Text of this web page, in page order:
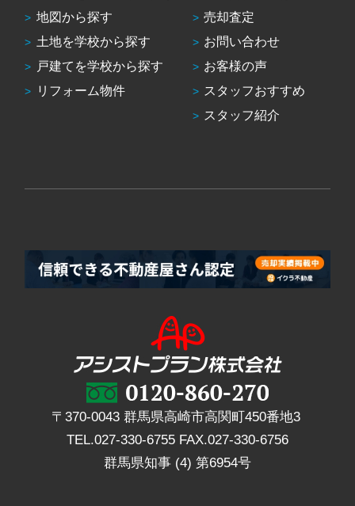
地図から探す
土地を学校から探す
戸建てを学校から探す
リフォーム物件
売却査定
お問い合わせ
お客様の声
スタッフおすすめ
スタッフ紹介
〒370-0043 群馬県高崎市高関町450番地3
TEL.027-330-6755 FAX.027-330-6756
群馬県知事 (4) 第6954号